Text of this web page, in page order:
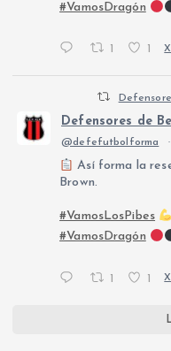
#VamosDragón
X
Defensores de
@defefutbolforma ·
Así forma la
Brown.
#VamosLosPibes
#VamosDragón
1 1 X